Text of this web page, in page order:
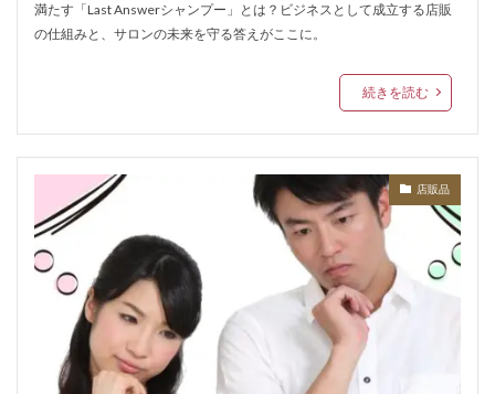
満たす「Last Answerシャンプー」とは？ビジネスとして成立する店販
の仕組みと、サロンの未来を守る答えがここに。
続きを読む
店販品